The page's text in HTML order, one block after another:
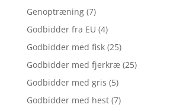
Genoptræning (7)
Godbidder fra EU (4)
Godbidder med fisk (25)
Godbidder med fjerkræ (25)
Godbidder med gris (5)
Godbidder med hest (7)